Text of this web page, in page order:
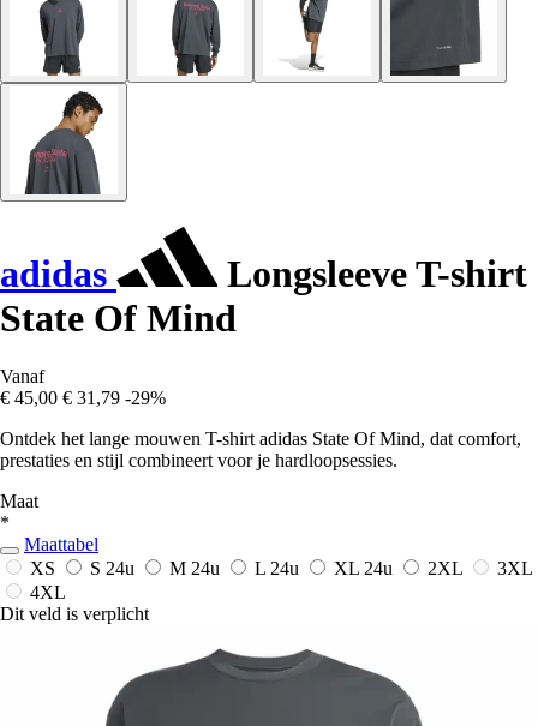
adidas
Longsleeve T-shirt
State Of Mind
Vanaf
€ 45,00 € 31,79 -29%
Ontdek het lange mouwen T-shirt adidas State Of Mind, dat comfort,
prestaties en stijl combineert voor je hardloopsessies.
Maat
*
Maattabel
XS
S 24u M 24u L 24u XL 24u 2XL
3XL
4XL
Dit veld is verplicht